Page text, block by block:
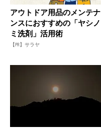
アウトドア用品のメンテナ
ンスにおすすめの「ヤシノ
ミ洗剤」活用術
【PR】サラヤ